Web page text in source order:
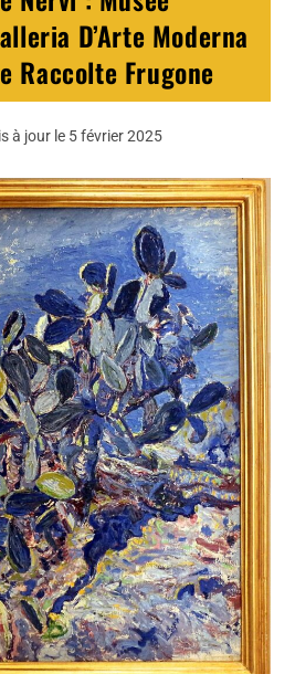
D’Arte Moderna
Raccolte Frugone
à jour le 5 février 2025